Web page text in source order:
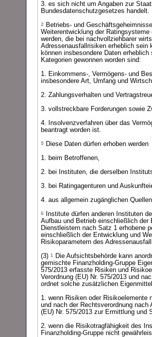
3. es sich nicht um Angaben zur
Bundesdatenschutzgesetzes handelt.
2 Betriebs- und
Weiterentwicklung der
werden, die bei nachvollziehbarer
Adressenausfallrisiken erheblich sein
können insbesondere Daten
Kategorien gewonnen worden sind:
1. Einkommens-, Vermögens- und
insbesondere Art, Umfang und
2. Zahlungsverhalten und
3. vollstreckbare Forderungen sowie
4. Insolvenzverfahren über das
beantragt worden ist.
5 Diese Daten dürfen erhoben werden
1. beim Betroffenen,
2. bei Instituten, die derselben
3. bei Ratingagenturen und
4. aus allgemein zugänglichen
6
Institute dürfen anderen Instituten
Aufbau und Betrieb einschließlich der
Dienstleistern nach Satz 1 erhobene
einschließlich der Entwicklung und
Risikoparametern des
(3) 1
Die Aufsichtsbehörde kann
gemischte Finanzholding-Gruppe
575/2013 erfasste Risiken und
Verordnung (EU) Nr. 575/2013 und
ordnet solche zusätzlichen
1. wenn Risiken oder Risikoelemente
und nach der Rechtsverordnung nach
(EU) Nr. 575/2013 zur Ermittlung und
2. wenn die Risikotragfähigkeit des
Finanzholding-Gruppe nicht